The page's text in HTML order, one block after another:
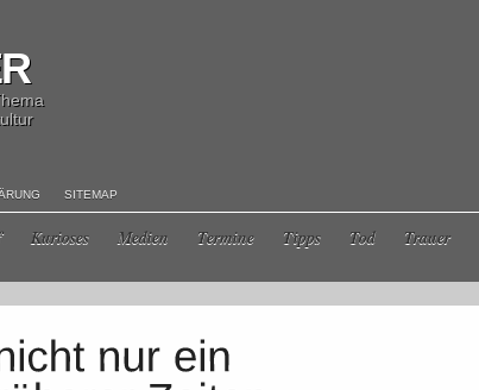
SITEMAP
Kurioses Medien Termine Tipps Tod Trauer